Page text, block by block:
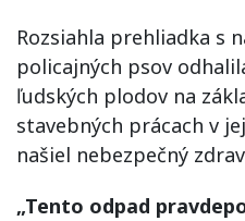
Rozsiahla prehliadka s
policajných psov
ľudských plodov na
stavebných prácach v
našiel nebezpečný
„Tento odpad